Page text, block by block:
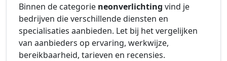
Binnen de categorie neonverlichting vind je
bedrijven die verschillende diensten en
specialisaties aanbieden. Let bij het vergelijken
van aanbieders op ervaring, werkwijze,
bereikbaarheid, tarieven en recensies.